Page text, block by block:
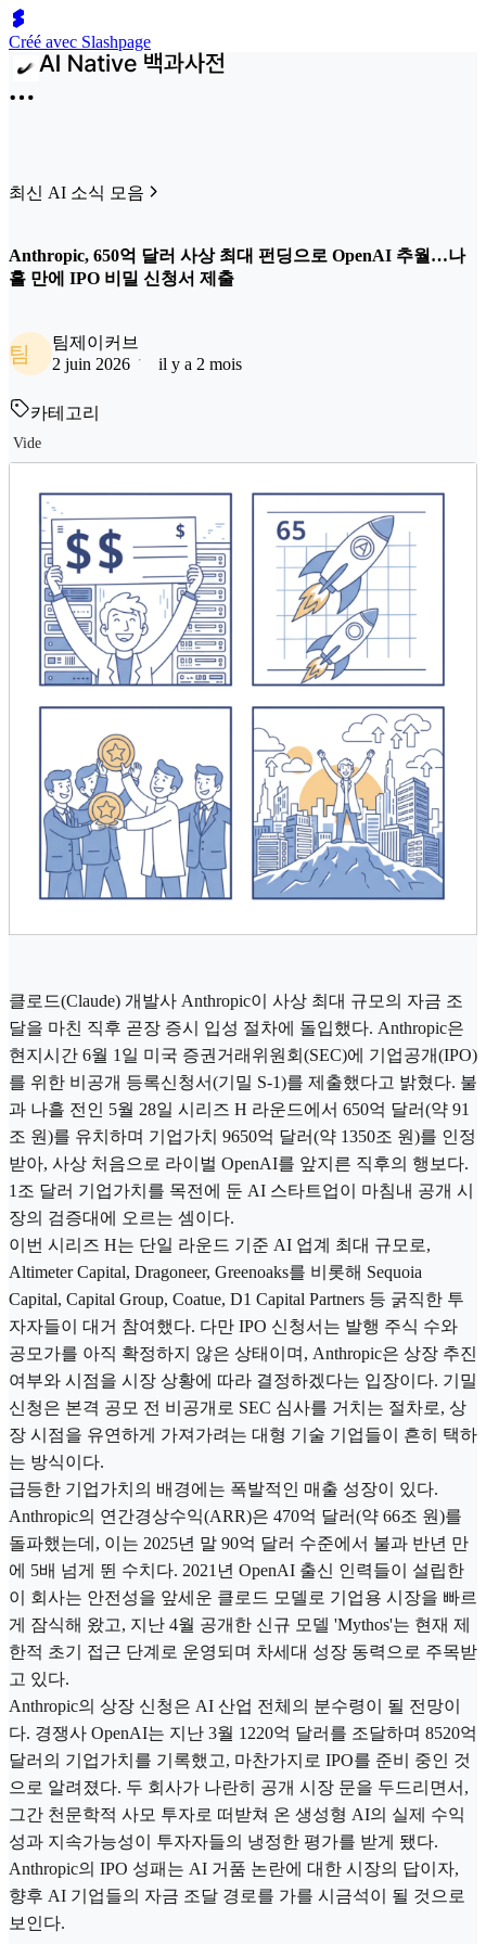
Créé avec Slashpage
최신 AI 소식 모음
Anthropic, 650억 달러 사상 최대 펀딩으로 OpenAI 추월…나
흘 만에 IPO 비밀 신청서 제출
팀
팀제이커브
2 juin 2026
il y a 2 mois
카테고리
Vide
클로드(Claude) 개발사 Anthropic이 사상 최대 규모의 자금 조
달을 마친 직후 곧장 증시 입성 절차에 돌입했다. Anthropic은
현지시간 6월 1일 미국 증권거래위원회(SEC)에 기업공개(IPO)
를 위한 비공개 등록신청서(기밀 S-1)를 제출했다고 밝혔다. 불
과 나흘 전인 5월 28일 시리즈 H 라운드에서 650억 달러(약 91
조 원)를 유치하며 기업가치 9650억 달러(약 1350조 원)를 인정
받아, 사상 처음으로 라이벌 OpenAI를 앞지른 직후의 행보다.
1조 달러 기업가치를 목전에 둔 AI 스타트업이 마침내 공개 시
장의 검증대에 오르는 셈이다.
이번 시리즈 H는 단일 라운드 기준 AI 업계 최대 규모로,
Altimeter Capital, Dragoneer, Greenoaks를 비롯해 Sequoia
Capital, Capital Group, Coatue, D1 Capital Partners 등 굵직한 투
자자들이 대거 참여했다. 다만 IPO 신청서는 발행 주식 수와
공모가를 아직 확정하지 않은 상태이며, Anthropic은 상장 추진
여부와 시점을 시장 상황에 따라 결정하겠다는 입장이다. 기밀
신청은 본격 공모 전 비공개로 SEC 심사를 거치는 절차로, 상
장 시점을 유연하게 가져가려는 대형 기술 기업들이 흔히 택하
는 방식이다.
급등한 기업가치의 배경에는 폭발적인 매출 성장이 있다.
Anthropic의 연간경상수익(ARR)은 470억 달러(약 66조 원)를
돌파했는데, 이는 2025년 말 90억 달러 수준에서 불과 반년 만
에 5배 넘게 뛴 수치다. 2021년 OpenAI 출신 인력들이 설립한
이 회사는 안전성을 앞세운 클로드 모델로 기업용 시장을 빠르
게 잠식해 왔고, 지난 4월 공개한 신규 모델 'Mythos'는 현재 제
한적 초기 접근 단계로 운영되며 차세대 성장 동력으로 주목받
고 있다.
Anthropic의 상장 신청은 AI 산업 전체의 분수령이 될 전망이
다. 경쟁사 OpenAI는 지난 3월 1220억 달러를 조달하며 8520억
달러의 기업가치를 기록했고, 마찬가지로 IPO를 준비 중인 것
으로 알려졌다. 두 회사가 나란히 공개 시장 문을 두드리면서,
그간 천문학적 사모 투자로 떠받쳐 온 생성형 AI의 실제 수익
성과 지속가능성이 투자자들의 냉정한 평가를 받게 됐다.
Anthropic의 IPO 성패는 AI 거품 논란에 대한 시장의 답이자,
향후 AI 기업들의 자금 조달 경로를 가를 시금석이 될 것으로
보인다.